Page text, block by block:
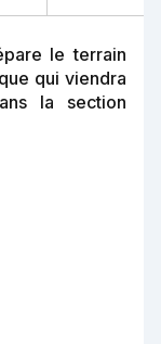
le terrain
qui viendra
la section